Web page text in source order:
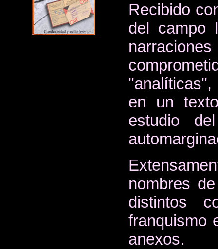
Recibido
del campo
en un
estudio
nombres
distintos
franquismo
anexos.